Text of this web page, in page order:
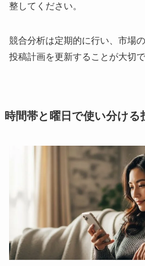
整してください。
競合分析は定期的に行い、市場
投稿計画を更新することが大切で
時間帯と曜日で使い分ける